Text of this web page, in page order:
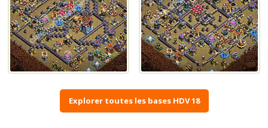
Explorer toutes les bases HDV 18